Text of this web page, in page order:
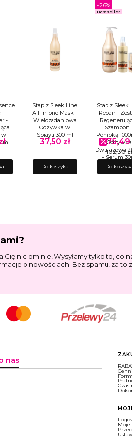
-
w
ml
Stapiz Sleek Line
All-in-one Mask -
Wielozadaniowa
Odżywka w
Sprayu 300 ml
Cena
37,50 zł
Do koszyka
Bestseller
Stapiz Sleek
Repair -
Szampon
Pompką
Odżywka
Dwufazowa
+ Serum
Cena
75,49
102,30 zł
-26%
Do koszyka
nie ominie! Wysyłamy tylko to, co
o nowościach. Bez spamu, za to
nas
Czas
Moje